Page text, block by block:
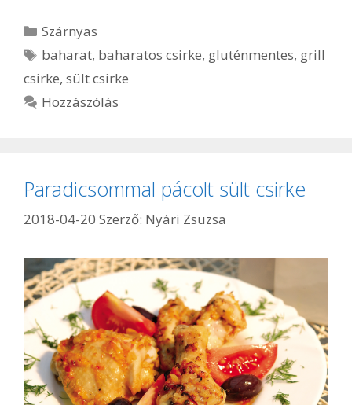
Kategória
Szárnyas
Címkék
baharat, baharatos csirke, gluténmentes, grill
csirke, sült csirke
Hozzászólás
Paradicsommal pácolt sült csirke
2018-04-20 Szerző: Nyári Zsuzsa